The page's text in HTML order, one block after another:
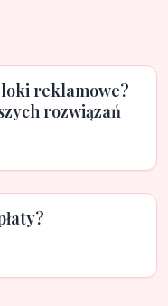
reklamowe?
rozwiązań